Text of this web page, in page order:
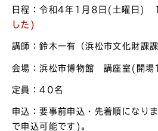
日程：令和4年1月8日(土曜日)
した)
講師：鈴木一有（浜松市文化財課課
会場：浜松市博物館 講座室(開
定員：40名
申込：要事前申込・先着順になり
で申込可能です)。